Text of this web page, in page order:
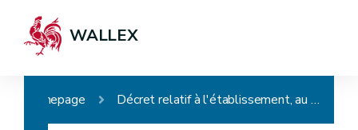
WALLEX
Homepage Décret relatif à l'établissement, au recouvrement et au contentieux en matière de taxes régionales wallonnes (Décret du 17/01/2008, ancien intitulé : Décret relatif à l'établissement, au recouvrement et au contentieux en matière de taxes régionales directes)